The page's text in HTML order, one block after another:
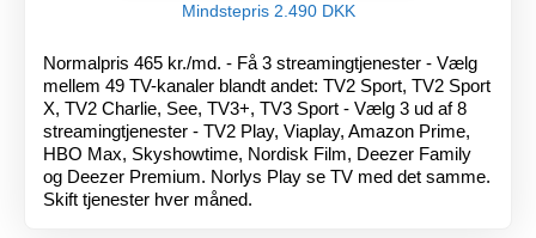
Mindstepris 2.490 DKK
Normalpris 465 kr./md. - Få 3 streamingtjenester - Vælg
mellem 49 TV-kanaler blandt andet: TV2 Sport, TV2 Sport
X, TV2 Charlie, See, TV3+, TV3 Sport - Vælg 3 ud af 8
streamingtjenester - TV2 Play, Viaplay, Amazon Prime,
HBO Max, Skyshowtime, Nordisk Film, Deezer Family
og Deezer Premium. Norlys Play se TV med det samme.
Skift tjenester hver måned.